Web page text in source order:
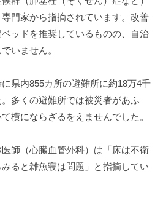
門家から指摘されています。改善
ッドを推奨しているものの、自治
いません。
県内855カ所の避難所に約18万4千
多くの避難所では被災者があふ
横にならざるをえませんでした。
師（心臓血管外科）は「床は不衛
ると雑魚寝は問題」と指摘してい